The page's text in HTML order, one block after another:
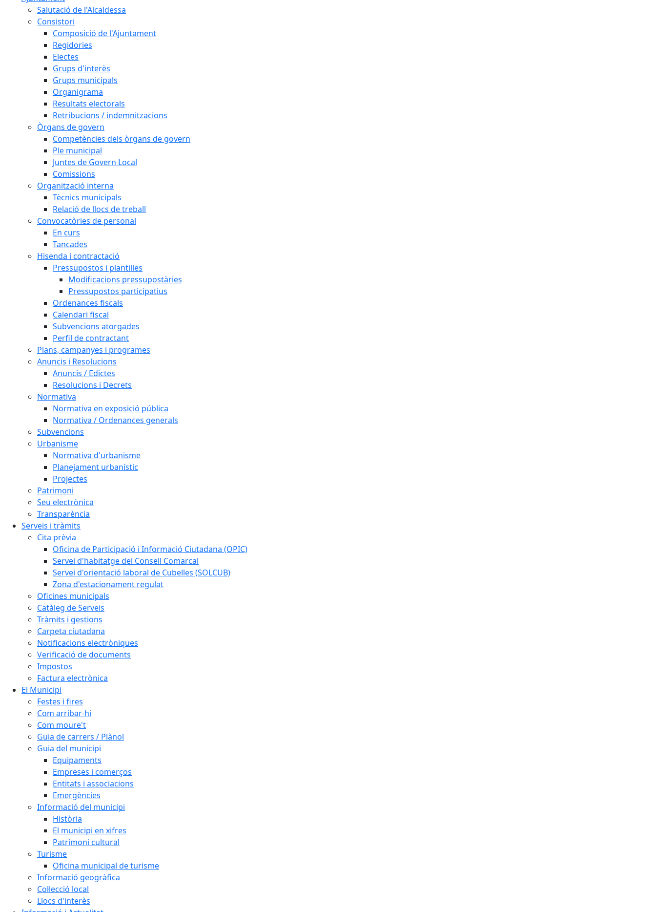
Salutació de l'Alcaldessa
Consistori
Composició de l'Ajuntament
Regidories
Electes
Grups d'interès
Grups municipals
Organigrama
Resultats electorals
Retribucions / indemnitzacions
Òrgans de govern
Competències dels òrgans de govern
Ple municipal
Juntes de Govern Local
Comissions
Organització interna
Tècnics municipals
Relació de llocs de treball
Convocatòries de personal
En curs
Tancades
Hisenda i contractació
Pressupostos i plantilles
Modificacions pressupostàries
Pressupostos participatius
Ordenances fiscals
Calendari fiscal
Subvencions atorgades
Perfil de contractant
Plans, campanyes i programes
Anuncis i Resolucions
Anuncis / Edictes
Resolucions i Decrets
Normativa
Normativa en exposició pública
Normativa / Ordenances generals
Subvencions
Urbanisme
Normativa d'urbanisme
Planejament urbanístic
Projectes
Patrimoni
Seu electrònica
Transparència
Serveis i tràmits
Cita prèvia
Oficina de Participació i Informació Ciutadana (OPIC)
Servei d'habitatge del Consell Comarcal
Servei d'orientació laboral de Cubelles (SOLCUB)
Zona d'estacionament regulat
Oficines municipals
Catàleg de Serveis
Tràmits i gestions
Carpeta ciutadana
Notificacions electròniques
Verificació de documents
Impostos
Factura electrònica
El Municipi
Festes i fires
Com arribar-hi
Com moure't
Guia de carrers / Plànol
Guia del municipi
Equipaments
Empreses i comerços
Entitats i associacions
Emergències
Informació del municipi
Història
El municipi en xifres
Patrimoni cultural
Turisme
Oficina municipal de turisme
Informació geogràfica
Col·lecció local
Llocs d'interès